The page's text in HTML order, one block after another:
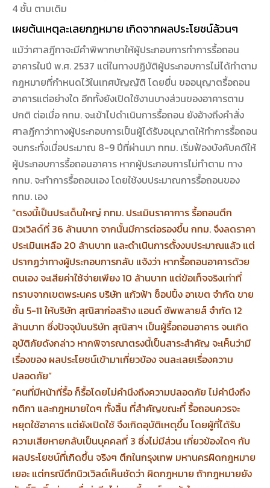
4 ชั้น ตามเดิม
เผยต้นเหตุละเลยกฎหมาย เกิดจากผลประโยชน์ล้วนๆ
แม้ว่าศาลฎีกาจะมีคำพิพากษาให้ผู้ประกอบการทำการรื้อถอน
อาคารในปี พ.ศ. 2537 แต่ในทางปฏิบัติผู้ประกอบการไม่ได้ทำตาม
กฎหมายที่กำหนดไว้ในเทศบัญญัติ โดยยื่น ขออนุญาตรื้อถอน
อาคารแต่อย่างใด อีกทั้งยังเปิดใช้งานบางส่วนของอาคารตาม
ปกติ ต่อเมื่อ กทม. จะเข้าไปดำเนินการรื้อถอน ยังอ้างถึงคำสั่ง
ศาลฎีกาว่าทางผู้ประกอบการเป็นผู้ได้รับอนุญาตให้ทำการรื้อถอน
จนกระทั่งเมื่อประมาณ 8-9 ปีที่ผ่านมา กทม. เริ่มฟ้องบังคับคดีให้
ผู้ประกอบการรื้อถอนอาคาร หากผู้ประกอบการไม่ทำตาม ทาง
กทม. จะทำการรื้อถอนเอง โดยใช้งบประมาณการรื้อถอนของ
กทม. เอง
“ตรงนี้เป็นประเด็นใหญ่ กทม. ประเมินราคาการ รื้อถอนตึก
นิวเวิลด์ที่ 36 ล้านบาท จากนั้นมีการต่อรองขึ้น กทม. จึงลดราคา
ประเมินเหลือ 20 ล้านบาท และดำเนินการตั้งงบประมาณแล้ว แต่
ปรากฏว่าทางผู้ประกอบการกลับ แจ้งว่า หากรื้อถอนอาคารด้วย
ตนเอง จะเสียค่าใช้จ่ายเพียง 10 ล้านบาท แต่ข้อเท็จจริงเท่าที่
ทราบจากเขตพระนคร บริษัท แก้วฟ้า ช็อปปิ้ง อาเขต จำกัด ขาย
ชั้น 5-11 ให้บริษัท สุณิสาก่อสร้าง แอนด์ ซัพพลายส์ จำกัด 12
ล้านบาท ซึ่งปัจจุบันบริษัท สุณิสาฯ เป็นผู้รื้อถอนอาคาร จนเกิด
อุบัติภัยดังกล่าว หากพิจารณาตรงนี้เป็นสาระสำคัญ จะเห็นว่ามี
เรื่องของ ผลประโยชน์เข้ามาเกี่ยวข้อง จนละเลยเรื่องความ
ปลอดภัย”
“คนที่มีหน้าที่รื้อ ก็รื้อโดยไม่คำนึงถึงความปลอดภัย ไม่คำนึงถึง
กติกา และกฎหมายใดๆ ทั้งสิ้น ที่สำคัญขณะที่ รื้อถอนควรจะ
หยุดใช้อาคาร แต่ยังเปิดใช้ จึงเกิดอุบัติเหตุขึ้น โดยผู้ที่ได้รับ
ความเสียหายกลับเป็นบุคคลที่ 3 ซึ่งไม่มีส่วน เกี่ยวข้องใดๆ กับ
ผลประโยชน์ที่เกิดขึ้น จริงๆ ตึกในกรุงเทพ มหานครผิดกฎหมาย
เยอะ แต่กรณีตึกนิวเวิลด์เห็นชัดว่า ผิดกฎหมาย ถ้ากฎหมายยัง